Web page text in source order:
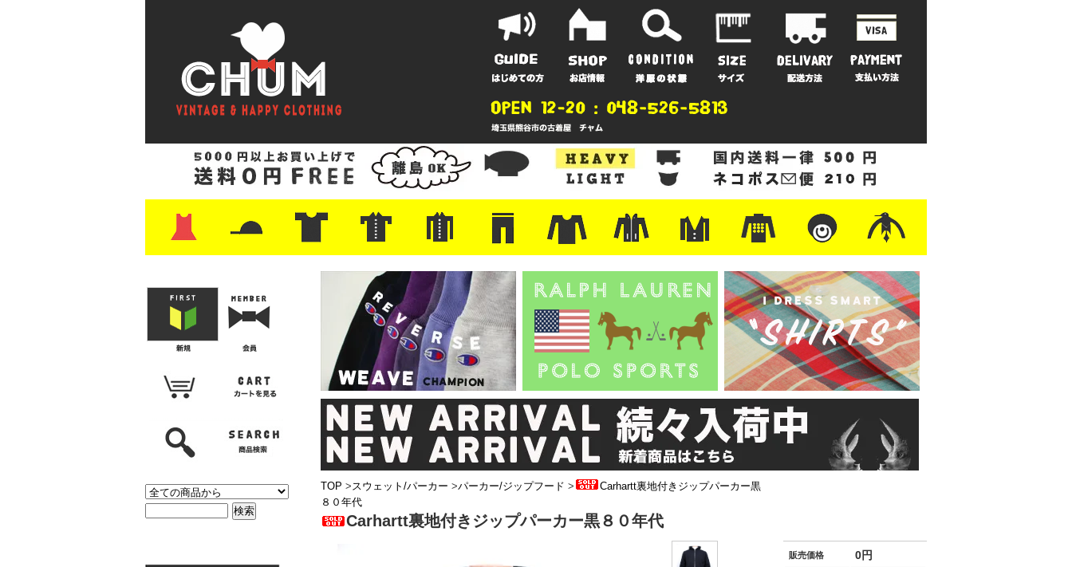
・レザーシューズ/スニーカー
・プリントTシャツ
・バンド/ツアー
・キャラクター
・Nike/adidas/スポーツ
・チャンピオン
・サーフ/スケート
・ボーダー/総柄/無地
・フットボール/リンガー
・タンクトップ/NBA・ポロシャツ
・半袖シャツ
・アロハ/サーフ/ボーリング
・ラルフ/ブランド
・無地/チェック/ストライプ
・ワーク/ミリタリー/ウエスタ
・ネル/ウール ・ショートパンツ
・アウトドア/グラミチ
・ジーンズ/ペインター
・Levi's RED
・ミリタリー/ワーク
・コーデュロイ/スタプレ
・コットン/スラックス/チノ
・オーバーオール/つなぎ
・ジャージ/スウェット/ナイロ
ン
・セントジェームス/ルミノア
・ロンT/サーマル/ラグビー・プリント/半袖/スウェット
・チャンピオン/リバース
・パーカー ・デニム/コットン
・アウトドア/フリース
・ジャージ/ナイロン
・ミリタリー/ワーク
・ウール/レザー
・スーツ/ジレ
TOP >スウェット/パーカー >パーカー/ジップフード >
Carhartt裏地付きジップパーカー黒
８０年代
Carhartt裏地付きジップパーカー黒８０年代
販売価格 0円